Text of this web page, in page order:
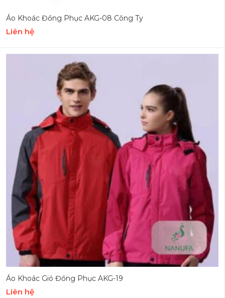
Áo Khoác Đồng Phục AKG-08 Công Ty
Liên hệ
Áo Khoác Gió Đồng Phục AKG-19
Liên hệ